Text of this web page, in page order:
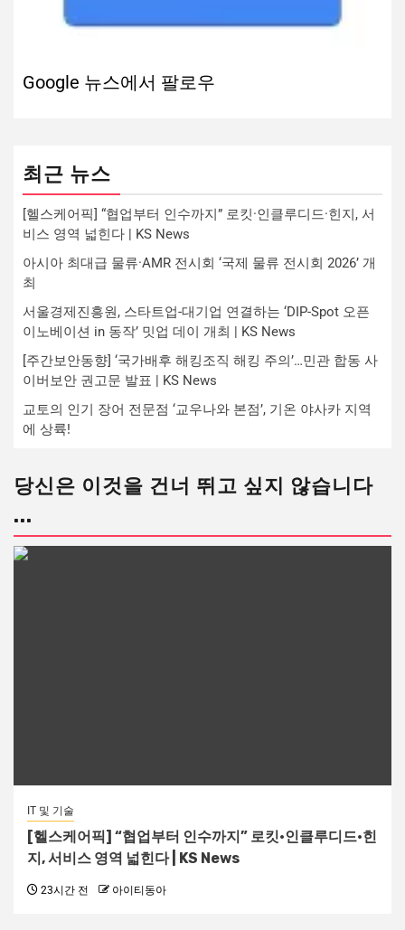
Google 뉴스에서 팔로우
최근 뉴스
[헬스케어픽] “협업부터 인수까지” 로킷·인클루디드·힌지, 서
비스 영역 넓힌다 | KS News
아시아 최대급 물류·AMR 전시회 ‘국제 물류 전시회 2026’ 개
최
서울경제진흥원, 스타트업-대기업 연결하는 ‘DIP-Spot 오픈
이노베이션 in 동작’ 밋업 데이 개최 | KS News
[주간보안동향] ‘국가배후 해킹조직 해킹 주의’…민관 합동 사
이버보안 권고문 발표 | KS News
교토의 인기 장어 전문점 ‘교우나와 본점’, 기온 야사카 지역
에 상륙!
당신은 이것을 건너 뛰고 싶지 않습니다
...
IT 및 기술
[헬스케어픽] “협업부터 인수까지” 로킷·인클루디드·힌
지, 서비스 영역 넓힌다 | KS News
23시간 전 아이티동아